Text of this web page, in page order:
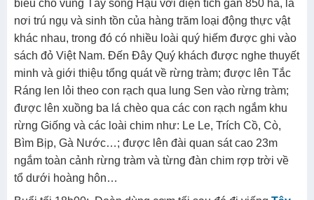
Hậu. Đoàn tiếp tục đi Châu Đốc.
Trưa 11h30: Dùng cơm trưa , tiếp tục hành trình
Buổi chiều, đến Châu Đốc, xe đưa đoàn đi tham
quanRừng tràm Trà Sư– một khu rừng ngập nước tiêu
biểu cho vùng Tây sông Hậu với diện tích gần 850 ha, là
nơi trú ngụ và sinh tồn của hàng trăm loại động thực vật
khác nhau, trong đó có nhiều loài quý hiếm được ghi vào
sách đỏ Việt Nam. Đến Đây Quý khách được nghe thuyết
minh và giới thiệu tổng quát về rừng tràm; được lên Tắc
Ráng len lỏi theo con rạch qua lung Sen vào rừng tràm;
được lên xuồng ba lá chèo qua các con rạch ngắm khu